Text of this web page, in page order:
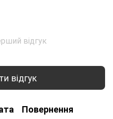
відгук
відгук
Повернення